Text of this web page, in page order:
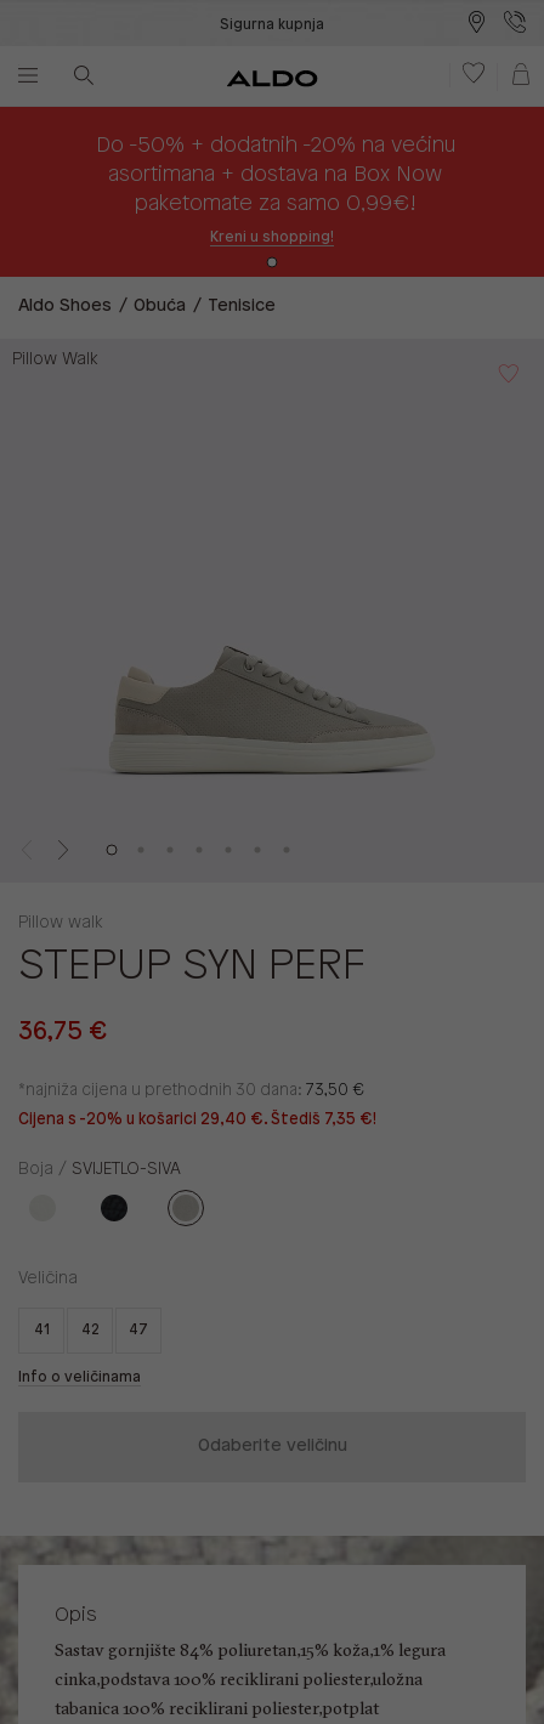
Sigurna kupnja
Do -50% + dodatnih -20% na većinu
asortimana + dostava na Box Now
paketomate za samo 0,99€!
Kreni u shopping!
Aldo Shoes Obuća Tenisice
Pillow Walk
Pillow walk
STEPUP SYN PERF
36,75 €
*najniža cijena u prethodnih 30 dana: 73,50 €
Cijena s -20% u košarici 29,40 €. Štediš 7,35 €!
Boja / SVIJETLO-SIVA
Veličina
41 42 47
Info o veličinama
Odaberite veličinu
Opis
Sastav gornjište 84% poliuretan,15% koža,1% legura
cinka,podstava 100% reciklirani poliester,uložna
tabanica 100% reciklirani poliester,potplat